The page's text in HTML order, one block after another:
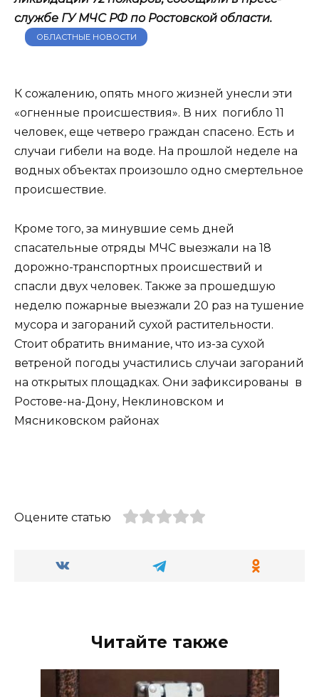
службе ГУ МЧС РФ по Ростовской области.
ОБЛАСТНЫЕ НОВОСТИ
К сожалению, опять много жизней унесли эти
«огненные происшествия». В них погибло 11
человек, еще четверо граждан спасено. Есть и
случаи гибели на воде. На прошлой неделе на
водных объектах произошло одно смертельное
происшествие.
Кроме того, за минувшие семь дней
спасательные отряды МЧС выезжали на 18
дорожно-транспортных происшествий и
спасли двух человек. Также за прошедшую
неделю пожарные выезжали 20 раз на тушение
мусора и загораний сухой растительности.
Стоит обратить внимание, что из-за сухой
ветреной погоды участились случаи загораний
на открытых площадках. Они зафиксированы в
Ростове-на-Дону, Неклиновском и
Мясниковском районах
Оцените статью
Читайте также